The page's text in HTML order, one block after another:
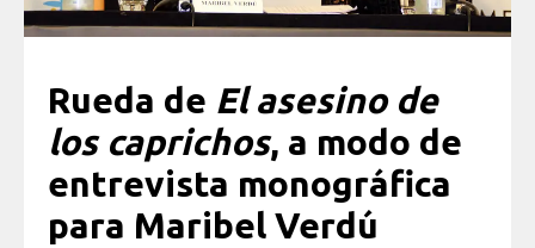
Rueda de El asesino de
los caprichos, a modo de
entrevista monográfica
para Maribel Verdú